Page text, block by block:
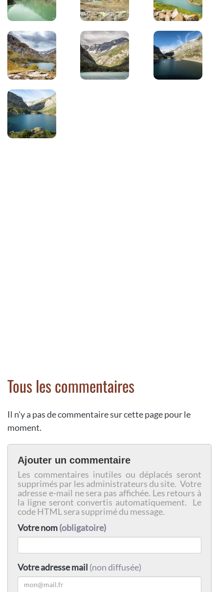
Tous les commentaires
Il n'y a pas de commentaire sur cette page pour le
moment.
Ajouter un commentaire
Les commentaires inutiles ou déplacés seront
supprimés par les administrateurs du site. Votre
adresse e-mail ne sera pas affichée. Les retours à
la ligne seront convertis automatiquement. Le
code HTML sera supprimé du message.
Votre nom(obligatoire)
Votre adresse mail (non diffusée)